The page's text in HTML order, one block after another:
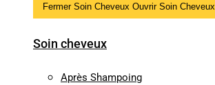
Fermer Soin Cheveux Ouvrir Soin Cheveux
Soin cheveux
Après Shampoing